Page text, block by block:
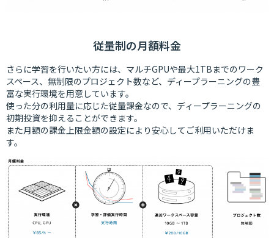
従量制の月額料金
さらに学習を行いたい方には、マルチGPUや最大1TBまでのワーク
スペース、無制限のプロジェクト数など、ディープラーニングの豊
富な実行環境を用意しています。
使った分の利用量に応じた従量課金なので、ディープラーニングの
初期投資を抑えることができます。
また月額の課金上限金額の設定により安心してご利用いただけま
す。